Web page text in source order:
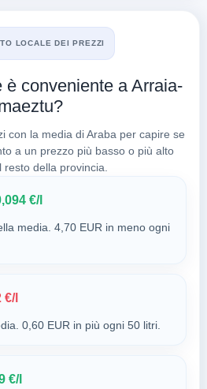
LOCALE DEI PREZZI
è conveniente a Arraia-
con la media di Araba per capire se
a un prezzo più basso o più alto
resto della provincia.
€/l
media. 4,70 EUR in meno ogni
€/l
0,60 EUR in più ogni 50 litri.
€/l